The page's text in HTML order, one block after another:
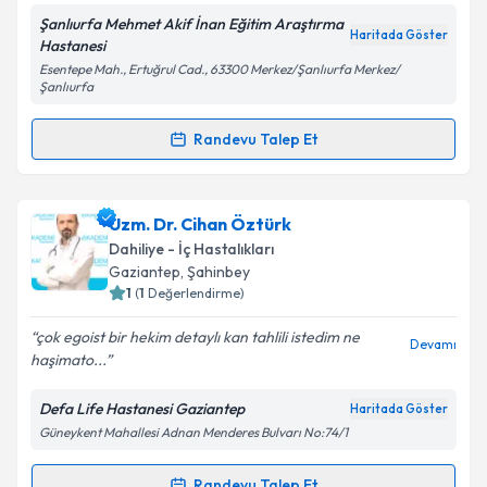
Metni'ni okudum ve kişisel verilerimin belirtilen
kapsamda işlenmesini kabul ediyorum.
Takvim Talebini Gönder
Şanlıurfa Mehmet Akif İnan Eğitim Araştırma
Hastanesi
Haritada Göster
Esentepe Mah., Ertuğrul Cad., 63300 Merkez/Şanlıurfa Merkez/
Şanlıurfa
Randevu Talep Et
Randevu Takvimi Talebi
Ass. Dr. Yusuf Karadeniziçin randevu takvimi talebi
oluşturun. Size bu uzmandan randevu almanız için bir
takvim hazırlandığında e-posta ile bilgilendireceğiz.
Kişisel verilerimin işlenmesine ilişkin
Aydınlatma
Metni'ni okudum ve kişisel verilerimin belirtilen
kapsamda işlenmesini kabul ediyorum.
Uzm. Dr. Cihan Öztürk
Dahiliye - İç Hastalıkları
Gaziantep, Şahinbey
1 (1 Değerlendirme)
çok egoist bir hekim detaylı kan tahlili istedim ne
haşimato...
Devamı
Defa Life Hastanesi Gaziantep Haritada Göster
Güneykent Mahallesi Adnan Menderes Bulvarı No:74/1